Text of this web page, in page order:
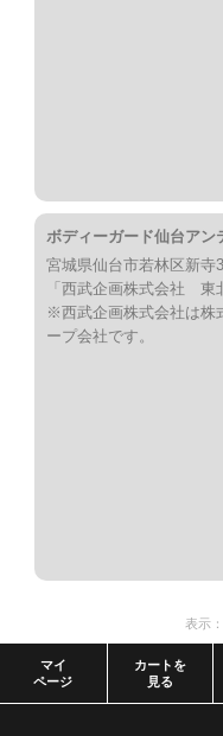
マイ
ページ
カートを
見る
ボディーガード仙台アン
宮城県仙台市若林区新寺
「西武企画株式会社 東
※西武企画株式会社は株
ープ会社です。
表示